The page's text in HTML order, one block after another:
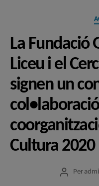
La Fundació
Liceu i el
signen un
Cultura 2020
Autor
Per